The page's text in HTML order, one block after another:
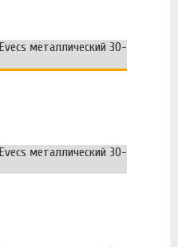
металлический 30-
металлический 30-